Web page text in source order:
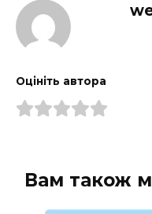
Оцініть автора
Вам також